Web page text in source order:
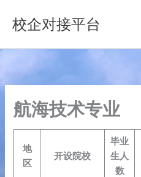
容
校企对接平台
航海技术专业
地
区
开设院校
毕业
生人
数